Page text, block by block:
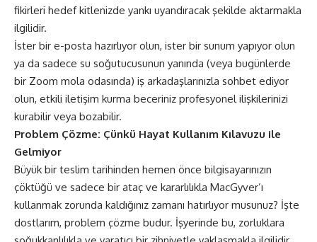
fikirleri hedef kitlenizde yankı uyandıracak şekilde aktarmakla
ilgilidir.
İster bir e-posta hazırlıyor olun, ister bir sunum yapıyor olun
ya da sadece su soğutucusunun yanında (veya bugünlerde
bir Zoom mola odasında) iş arkadaşlarınızla sohbet ediyor
olun, etkili iletişim kurma beceriniz profesyonel ilişkilerinizi
kurabilir veya bozabilir.
Problem Çözme: Çünkü Hayat Kullanım Kılavuzu ile
Gelmiyor
Büyük bir teslim tarihinden hemen önce bilgisayarınızın
çöktüğü ve sadece bir ataç ve kararlılıkla MacGyver’ı
kullanmak zorunda kaldığınız zamanı hatırlıyor musunuz? İşte
dostlarım, problem çözme budur. İşyerinde bu, zorluklara